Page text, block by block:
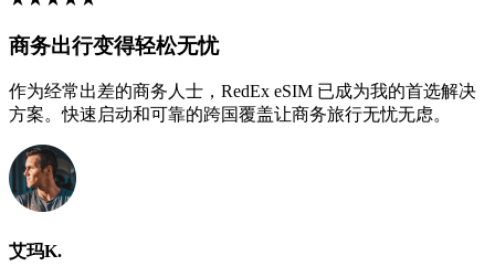
商务出行变得轻松无忧
作为经常出差的商务人士，RedEx eSIM 已成为我的首选解决
方案。快速启动和可靠的跨国覆盖让商务旅行无忧无虑。
艾玛K.